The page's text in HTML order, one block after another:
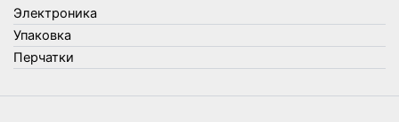
Электроника
Элементы питания
Электроника
Упаковка
Перчатки